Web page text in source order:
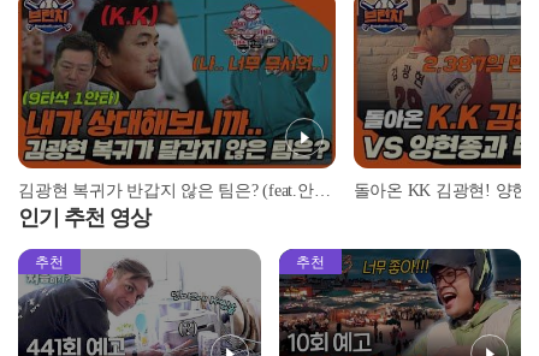
김광현 복귀가 반갑지 않은 팀은? (feat.안치용 vs 김광현 상대전적) | #베이스볼런치 2022.03.11
인기 추천 영상
추천 추천